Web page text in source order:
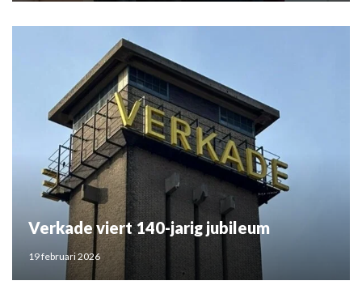
Verkade viert 140-jarig jubileum
19 februari 2026